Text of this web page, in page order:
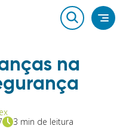
na
3 min de leitura